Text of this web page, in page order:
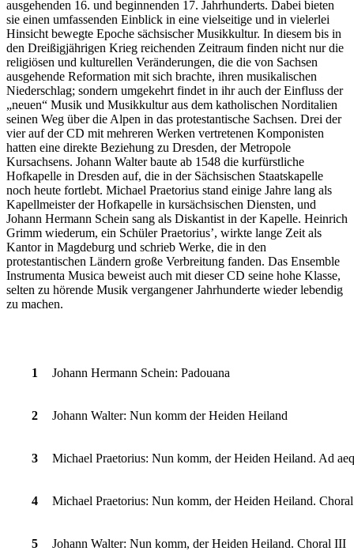
ausgehenden 16. und beginnenden 17. Jahrhunderts. Dabei bieten
sie einen umfassenden Einblick in eine vielseitige und in vielerlei
Hinsicht bewegte Epoche sächsischer Musikkultur. In diesem bis in
den Dreißigjährigen Krieg reichenden Zeitraum finden nicht nur die
religiösen und kulturellen Veränderungen, die die von Sachsen
ausgehende Reformation mit sich brachte, ihren musikalischen
Niederschlag; sondern umgekehrt findet in ihr auch der Einfluss der
„neuen“ Musik und Musikkultur aus dem katholischen Norditalien
seinen Weg über die Alpen in das protestantische Sachsen. Drei der
vier auf der CD mit mehreren Werken vertretenen Komponisten
hatten eine direkte Beziehung zu Dresden, der Metropole
Kursachsens. Johann Walter baute ab 1548 die kurfürstliche
Hofkapelle in Dresden auf, die in der Sächsischen Staatskapelle
noch heute fortlebt. Michael Praetorius stand einige Jahre lang als
Kapellmeister der Hofkapelle in kursächsischen Diensten, und
Johann Hermann Schein sang als Diskantist in der Kapelle. Heinrich
Grimm wiederum, ein Schüler Praetorius’, wirkte lange Zeit als
Kantor in Magdeburg und schrieb Werke, die in den
protestantischen Ländern große Verbreitung fanden. Das Ensemble
Instrumenta Musica beweist auch mit dieser CD seine hohe Klasse,
selten zu hörende Musik vergangener Jahrhunderte wieder lebendig
zu machen.
1 Johann Hermann Schein: Padouana
2 Johann Walter: Nun komm der Heiden Heiland
3 Michael Praetorius: Nun komm, der Heiden Heiland. Ad
4 Michael Praetorius: Nun komm, der Heiden Heiland.
5 Johann Walter: Nun komm, der Heiden Heiland. Choral III